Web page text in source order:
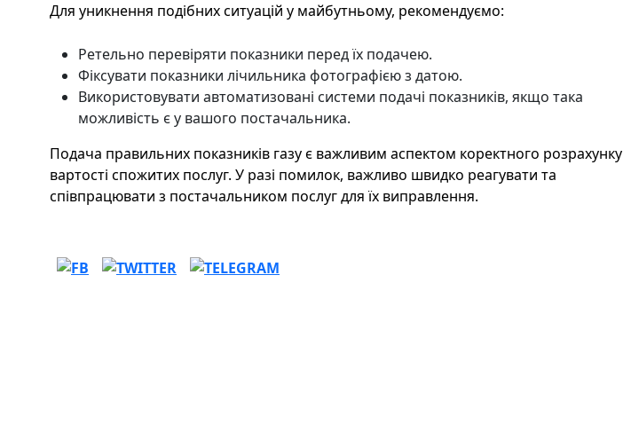
Для уникнення подібних ситуацій у майбутньому, рекомендуємо:
Ретельно перевіряти показники перед їх подачею.
Фіксувати показники лічильника фотографією з датою.
Використовувати автоматизовані системи подачі показників, якщо така
можливість є у вашого постачальника.
Подача правильних показників газу є важливим аспектом коректного розрахунку
вартості спожитих послуг. У разі помилок, важливо швидко реагувати та
співпрацювати з постачальником послуг для їх виправлення.